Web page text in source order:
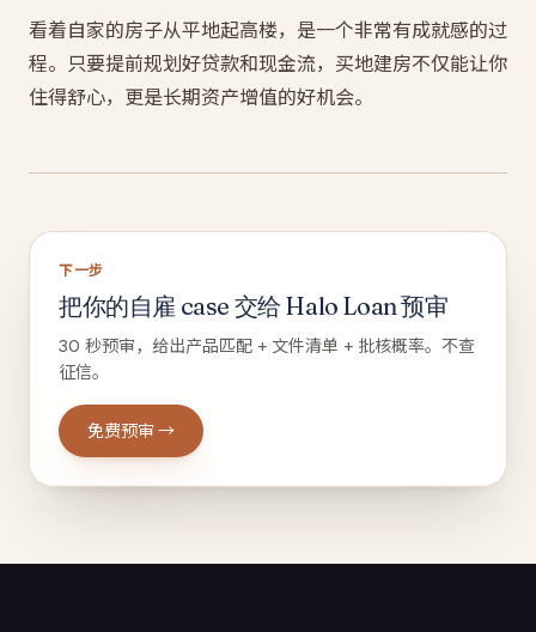
看着自家的房子从平地起高楼，是一个非常有成就感的过
程。只要提前规划好贷款和现金流，买地建房不仅能让你
住得舒心，更是长期资产增值的好机会。
下一步
把你的自雇 case 交给 Halo Loan 预审
30 秒预审，给出产品匹配 + 文件清单 + 批核概率。不查
征信。
免费预审 →